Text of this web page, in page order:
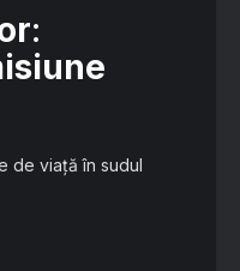
:
de viață în sudul